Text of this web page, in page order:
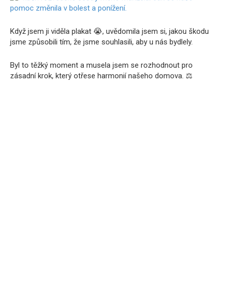
Když jsem ji viděla plakat 😭, uvědomila jsem si, jakou škodu
jsme způsobili tím, že jsme souhlasili, aby u nás bydlely.
Byl to těžký moment a musela jsem se rozhodnout pro
zásadní krok, který otřese harmonií našeho domova. ⚖️